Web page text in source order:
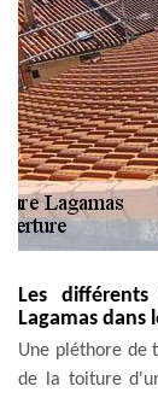
Les
Lagamas dans
Une pléthore de
de la toiture